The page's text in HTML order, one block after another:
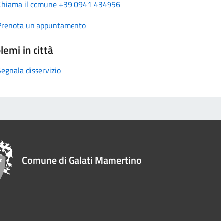
il comune +39 0941 434956
un appuntamento
in città
disservizio
Comune di Galati Mamertino